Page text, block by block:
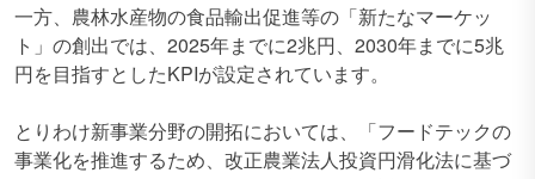
一方、農林水産物の食品輸出促進等の「新たなマーケッ
ト」の創出では、2025年までに2兆円、2030年までに5兆
円を目指すとしたKPIが設定されています。
とりわけ新事業分野の開拓においては、「フードテックの
事業化を推進するため、改正農業法人投資円滑化法に基づ